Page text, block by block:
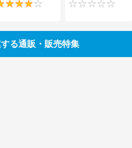
4 4
る通販・販売特集